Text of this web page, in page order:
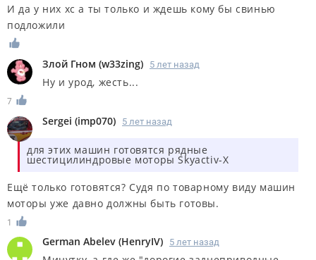
И да у них xc а ты только и ждешь кому бы свинью
подложили
Злой Гном (w33zing) 5 лет назад
Ну и урод, жесть...
7
Sergei (imp070) 5 лет назад
для этих машин готовятся рядные
шестицилиндровые моторы Skyactiv-X
Ещё только готовятся? Судя по товарному виду машин
моторы уже давно должны быть готовы.
1
German Abelev (HenryIV) 5 лет назад